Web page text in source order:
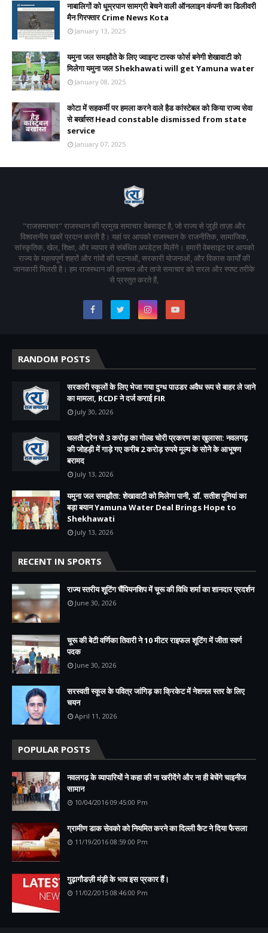
नाबालिगों को धूम्रपान सामग्री बेचने वाली ऑनलाइन कंपनी का डिलीवरी
मैन गिरफ्तार Crime News Kota
January 13, 2025
यमुना जल समझौते के लिए ज्वाइन्ट टास्क फोर्स बनेगी शेखावाटी को
मिलेगा यमुना जल Shekhawati will get Yamuna water
January 08, 2025
कोटा में सहकर्मी पर हमला करने वाले हैड कांस्टेबल को किया राज्य सेवा
से बर्खास्त Head constable dismissed from state
service
January 07, 2025
"राजसमाचार" राजस्थान की प्रमुख समाचार वेबसाइट है, जो राज्य से जुड़ी ताज़ा और
विश्वसनीय खबरें प्रदान करती है। यहां पर आपको राजस्थान के राजनीतिक, सामाजिक,
सांस्कृतिक, खेल, शिक्षा, और व्यापार से संबंधित अपडेट्स मिलेंगे। हमारी वेबसाइट पर आपको
राज्य के महत्वपूर्ण शहरों और गांवों की घटनाओं, सरकारी योजनाओं, और विकास कार्यों की
जानकारी मिलती है। हम राजस्थान की हलचल और ताजे समाचार को सरल और स्पष्ट तरीके
से प्रस्तुत करते हैं,
RANDOM POSTS
सरकारी स्कूलों के लिए भेजा गया दुग्ध पाउडर अवैध रूप से बाहर ले जाने
का मामला, RCDF ने दर्ज कराई FIR
July 30, 2026
चलती ट्रेन से 3 करोड़ का गोल्ड चोरी प्रकरण का खुलासा: नवलगढ़
की जोहड़ी में गाड़े गए करीब 2 करोड़ रुपये मूल्य के सोने के आभूषण
बरामद
July 13, 2026
यमुना जल समझौता: शेखावाटी को मिलेगा पानी, डॉ. सतीश पूनियां का
बड़ा बयान Yamuna Water Deal Brings Hope to
Shekhawati
July 13, 2026
RECENT IN SPORTS
राज्य स्तरीय शूटिंग चैंपियनशिप में चूरू की विधि शर्मा का शानदार प्रदर्शन
June 30, 2026
चूरू की बेटी वर्णिका तिवारी ने 10 मीटर राइफल शूटिंग में जीता स्वर्ण
पदक
June 30, 2026
सरस्वती स्कूल के पवित्र जांगिड़ का क्रिकेट में नेशनल स्तर के लिए
चयन
April 11, 2026
POPULAR POSTS
नवलगढ़ के व्यापारियों ने कहा की ना खरीदेंगे और ना ही बेचेंगे चाइनीज
सामान
10/04/2016 09:45:00 Pm
ग्रामीण डाक सेवको को नियमित करने का दिल्ली कैट ने दिया फैसला
11/19/2016 08:59:00 Pm
गुढ़ागौडज़ी मंड़ी के भाव इस प्रकार हैं।
11/02/2015 08:46:00 Pm